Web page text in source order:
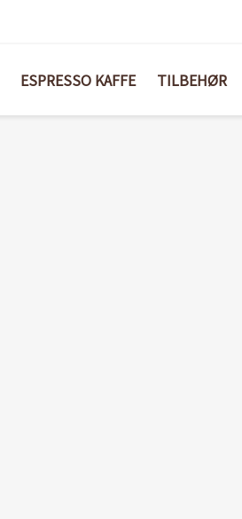
ESPRESSO KAFFE TILBEHØR